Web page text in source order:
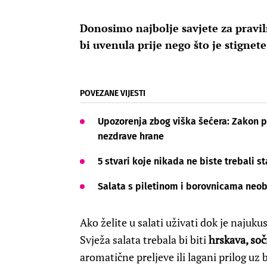
Donosimo najbolje savjete za
bi uvenula prije nego što je
POVEZANE VIJESTI
Upozorenja zbog viška šećera:
nezdrave hrane
5 stvari koje nikada ne biste trebali
Salata s piletinom i borovnicama
Ako želite u salati uživati dok je
Svježa salata trebala bi bitihrskava,
aromatične preljeve ili lagani prilog uz